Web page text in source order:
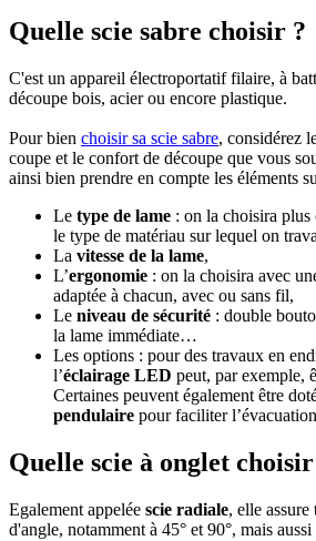
Quelle scie sabre choisir ?
C'est un appareil électroportatif filaire, à
découpe bois, acier ou encore plastique.
Pour bien choisir sa scie sabre, considérez
coupe et le confort de découpe que vous
ainsi bien prendre en compte les éléments
Le type de lame : on la choisira
le type de matériau sur lequel on
La vitesse de la lame,
L’ergonomie : on la choisira avec
adaptée à chacun, avec ou sans fil,
Le niveau de sécurité : double
la lame immédiate…
Les options : pour des travaux en
l’éclairage LED peut, par exemple,
Certaines peuvent également être
pendulaire pour faciliter
Quelle scie à onglet
Egalement appelée scie radiale, elle assure
d'angle, notamment à 45° et 90°, mais